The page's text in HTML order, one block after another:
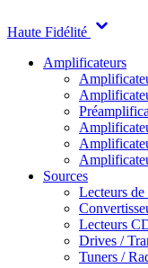
Haute Fidélité
Amplificateurs
Sources
Lecteurs
Lecteurs
Drives /
Tuners /